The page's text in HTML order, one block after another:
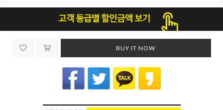
BUY IT NOW